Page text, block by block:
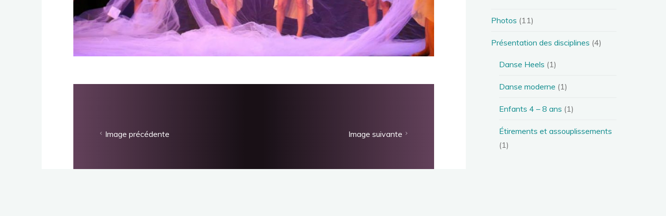
Image précédente Image suivante
Photos (11)
Présentation des disciplines (4)
Danse Heels (1)
Danse moderne (1)
Enfants 4 – 8 ans (1)
Étirements et assouplissements
(1)